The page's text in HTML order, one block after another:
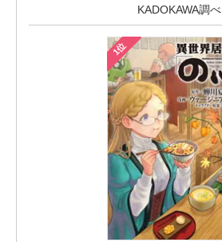
KADOKAWA調べ
1位